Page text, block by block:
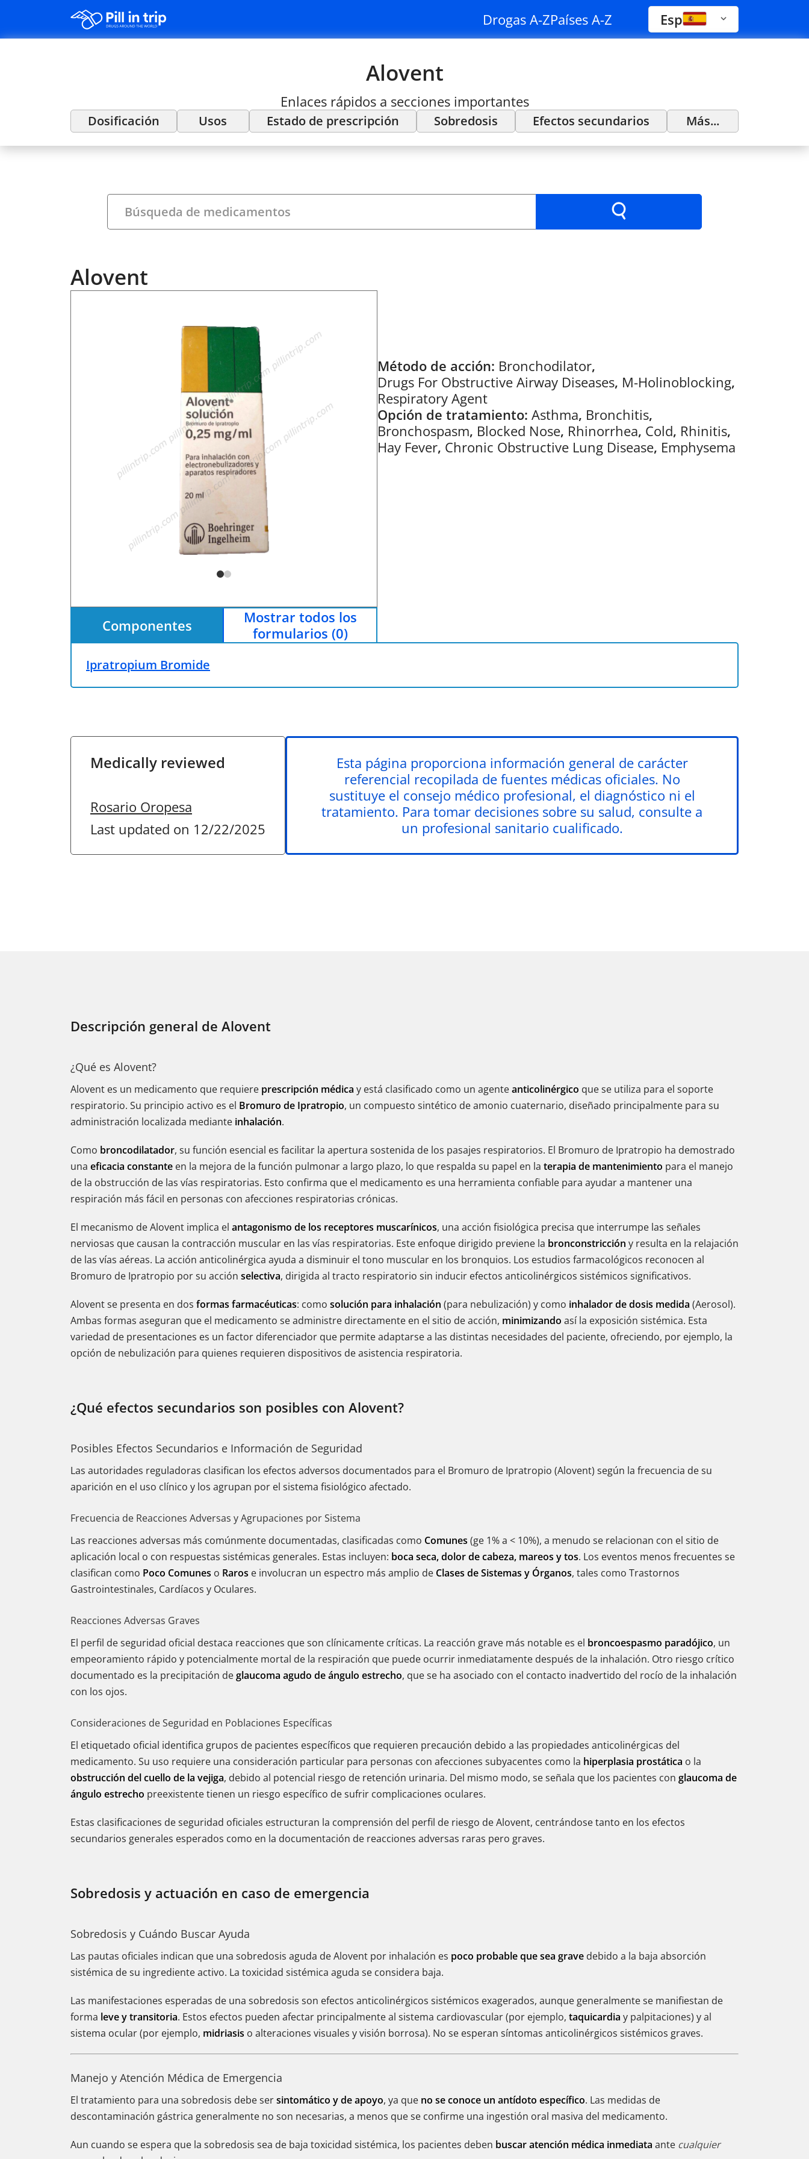
Drogas A-ZPaíses A-Z Esp
Alovent
Enlaces rápidos a secciones importantes
Dosificación Usos Estado de prescripción Sobredosis Efectos secundarios Más...
Alovent
Componentes
Mostrar todos los
formularios (0)
Método de acción: Bronchodilator,
Drugs For Obstructive Airway Diseases, M-Holinoblocking,
Respiratory Agent
Opción de tratamiento: Asthma, Bronchitis,
Bronchospasm, Blocked Nose, Rhinorrhea, Cold, Rhinitis,
Hay Fever, Chronic Obstructive Lung Disease, Emphysema
Ipratropium Bromide
Medically reviewed
Rosario Oropesa
Last updated on 12/22/2025
Esta página proporciona información general de carácter
referencial recopilada de fuentes médicas oficiales. No
sustituye el consejo médico profesional, el diagnóstico ni el
tratamiento. Para tomar decisiones sobre su salud, consulte a
un profesional sanitario cualificado.
Descripción general de Alovent
¿Qué es Alovent?
Alovent es un medicamento que requiere prescripción médica y está clasificado como un agenteanticolinérgico que se utiliza para el soporte
respiratorio. Su principio activo es el Bromuro de Ipratropio, un compuesto sintético de amonio cuaternario, diseñado principalmente para su
administración localizada mediante inhalación.
Como broncodilatador, su función esencial es facilitar la apertura sostenida de los pasajes respiratorios. El Bromuro de Ipratropio ha demostrado
una eficacia constante en la mejora de la función pulmonar a largo plazo, lo que respalda su papel en la terapia de mantenimiento para el manejo
de la obstrucción de las vías respiratorias. Esto confirma que el medicamento es una herramienta confiable para ayudar a mantener una
respiración más fácil en personas con afecciones respiratorias crónicas.
El mecanismo de Alovent implica el antagonismo de los receptores muscarínicos, una acción fisiológica precisa que interrumpe las señales
nerviosas que causan la contracción muscular en las vías respiratorias. Este enfoque dirigido previene la bronconstricción y resulta en la relajación
de las vías aéreas. La acción anticolinérgica ayuda a disminuir el tono muscular en los bronquios. Los estudios farmacológicos reconocen al
Bromuro de Ipratropio por su acción selectiva, dirigida al tracto respiratorio sin inducir efectos anticolinérgicos sistémicos significativos.
Alovent se presenta en dos formas farmacéuticas: como solución para inhalación (para nebulización) y como inhalador de dosis medida (Aerosol).
Ambas formas aseguran que el medicamento se administre directamente en el sitio de acción, minimizando así la exposición sistémica. Esta
variedad de presentaciones es un factor diferenciador que permite adaptarse a las distintas necesidades del paciente, ofreciendo, por ejemplo, la
opción de nebulización para quienes requieren dispositivos de asistencia respiratoria.
¿Qué efectos secundarios son posibles con Alovent?
Posibles Efectos Secundarios e Información de Seguridad
Las autoridades reguladoras clasifican los efectos adversos documentados para el Bromuro de Ipratropio (Alovent) según la frecuencia de su
aparición en el uso clínico y los agrupan por el sistema fisiológico afectado.
Frecuencia de Reacciones Adversas y Agrupaciones por Sistema
Las reacciones adversas más comúnmente documentadas, clasificadas como Comunes (ge 1% a < 10%), a menudo se relacionan con el sitio de
aplicación local o con respuestas sistémicas generales. Estas incluyen: boca seca, dolor de cabeza, mareos y tos. Los eventos menos frecuentes se
clasifican como Poco Comunes o Raros e involucran un espectro más amplio de Clases de Sistemas y Órganos, tales como Trastornos
Gastrointestinales, Cardíacos y Oculares.
Reacciones Adversas Graves
El perfil de seguridad oficial destaca reacciones que son clínicamente críticas. La reacción grave más notable es el broncoespasmo paradójico, un
empeoramiento rápido y potencialmente mortal de la respiración que puede ocurrir inmediatamente después de la inhalación. Otro riesgo crítico
documentado es la precipitación deglaucoma agudo de ángulo estrecho, que se ha asociado con el contacto inadvertido del rocío de la inhalación
con los ojos.
Consideraciones de Seguridad en Poblaciones Específicas
El etiquetado oficial identifica grupos de pacientes específicos que requieren precaución debido a las propiedades anticolinérgicas del
medicamento. Su uso requiere una consideración particular para personas con afecciones subyacentes como la hiperplasia prostática o la
obstrucción del cuello de la vejiga, debido al potencial riesgo de retención urinaria. Del mismo modo, se señala que los pacientes con glaucoma de
ángulo estrecho preexistente tienen un riesgo específico de sufrir complicaciones oculares.
Estas clasificaciones de seguridad oficiales estructuran la comprensión del perfil de riesgo de Alovent, centrándose tanto en los efectos
secundarios generales esperados como en la documentación de reacciones adversas raras pero graves.
Sobredosis y actuación en caso de emergencia
Sobredosis y Cuándo Buscar Ayuda
Las pautas oficiales indican que una sobredosis aguda de Alovent por inhalación es poco probable que sea grave debido a la baja absorción
sistémica de su ingrediente activo. La toxicidad sistémica aguda se considera baja.
Las manifestaciones esperadas de una sobredosis son efectos anticolinérgicos sistémicos exagerados, aunque generalmente se manifiestan de
forma leve y transitoria. Estos efectos pueden afectar principalmente al sistema cardiovascular (por ejemplo, taquicardia y palpitaciones) y al
sistema ocular (por ejemplo, midriasis o alteraciones visuales y visión borrosa). No se esperan síntomas anticolinérgicos sistémicos graves.
Manejo y Atención Médica de Emergencia
El tratamiento para una sobredosis debe sersintomático y de apoyo, ya que no se conoce un antídoto específico. Las medidas de
descontaminación gástrica generalmente no son necesarias, a menos que se confirme una ingestión oral masiva del medicamento.
Aun cuando se espera que la sobredosis sea de baja toxicidad sistémica, los pacientes deben buscar atención médica inmediata ante cualquier